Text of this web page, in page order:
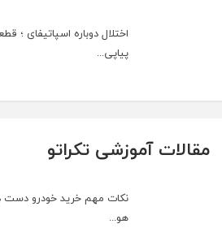
اختلال دوباره اسپاتیفای ؛
پیاپی...
مقالات آموزشی تکراتو
نکات مهم خرید خودرو دست
هو...